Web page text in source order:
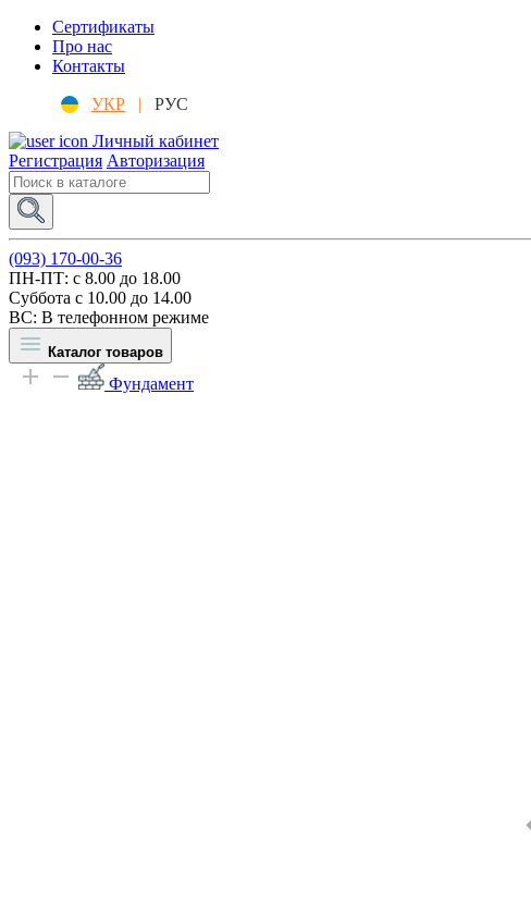
Сертификаты
Про нас
Контакты
УКР |
РУС
Личный кабинет
Регистрация Авторизация
(093) 170-00-36
ПН-ПТ: c 8.00 до 18.00
Суббота с 10.00 до 14.00
ВС: В телефонном режиме
Каталог товаров
Фундамент